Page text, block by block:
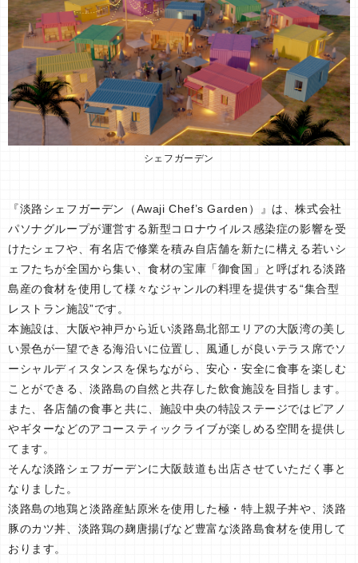
シェフガーデン
『淡路シェフガーデン（Awaji Chef’s Garden）』は、株式会社
パソナグループが運営する新型コロナウイルス感染症の影響を受
けたシェフや、有名店で修業を積み自店舗を新たに構える若いシ
ェフたちが全国から集い、食材の宝庫「御食国」と呼ばれる淡路
島産の食材を使用して様々なジャンルの料理を提供する“集合型
レストラン施設”です。
本施設は、大阪や神戸から近い淡路島北部エリアの大阪湾の美し
い景色が一望できる海沿いに位置し、風通しが良いテラス席でソ
ーシャルディスタンスを保ちながら、安心・安全に食事を楽しむ
ことができる、淡路島の自然と共存した飲食施設を目指します。
また、各店舗の食事と共に、施設中央の特設ステージではピアノ
やギターなどのアコースティックライブが楽しめる空間を提供し
てます。
そんな淡路シェフガーデンに大阪鼓道も出店させていただく事と
なりました。
淡路島の地鶏と淡路産鮎原米を使用した極・特上親子丼や、淡路
豚のカツ丼、淡路鶏の麹唐揚げなど豊富な淡路島食材を使用して
おります。